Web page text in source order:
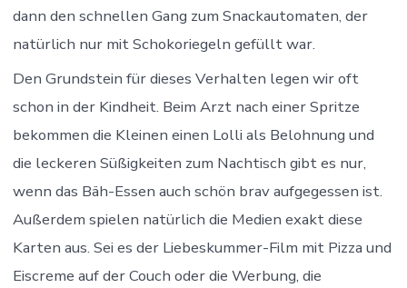
dann den schnellen Gang zum Snackautomaten, der
natürlich nur mit Schokoriegeln gefüllt war.
Den Grundstein für dieses Verhalten legen wir oft
schon in der Kindheit. Beim Arzt nach einer Spritze
bekommen die Kleinen einen Lolli als Belohnung und
die leckeren Süßigkeiten zum Nachtisch gibt es nur,
wenn das Bäh-Essen auch schön brav aufgegessen ist.
Außerdem spielen natürlich die Medien exakt diese
Karten aus. Sei es der Liebeskummer-Film mit Pizza und
Eiscreme auf der Couch oder die Werbung, die